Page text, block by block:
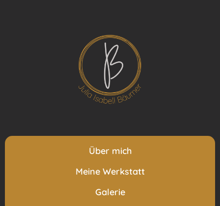
Über mich
Meine Werkstatt
Galerie